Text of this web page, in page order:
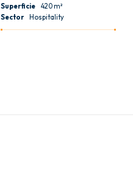
Superficie
420 m²
Sector
Hospitality